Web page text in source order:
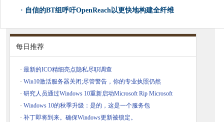
· 自信的BT组呼吁OpenReach以更快地构建全纤维
每日推荐
· 最新的ICO精细亮点隐私尽职调查
· Win10激活服务器关闭;尽管警告，你的专业执照仍然
· 研究人员通过Windows 10重新启动Microsoft Rip Microsoft
· Windows 10的秋季升级：是的，这是一个服务包
· 补丁即将到来。确保Windows更新被锁定。